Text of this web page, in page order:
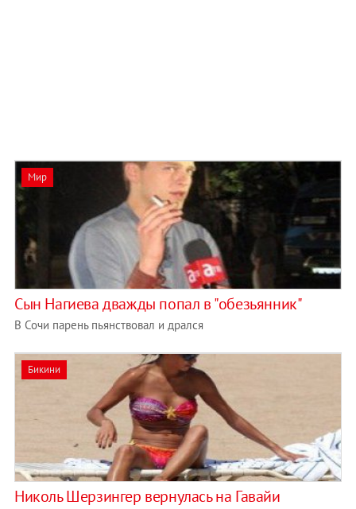
Мир
Сын Нагиева дважды попал в "обезьянник"
В Сочи парень пьянствовал и дрался
Бикини
Николь Шерзингер вернулась на Гавайи